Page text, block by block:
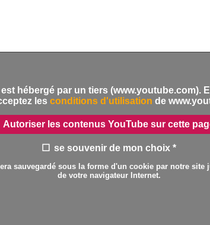
hébergé par un tiers (www.youtube.com).
les conditions d'utilisation de
Autoriser les contenus YouTube sur cette
se souvenir de mon choix *
sauvegardé sous la forme d'un cookie par notre site
de votre navigateur Internet.